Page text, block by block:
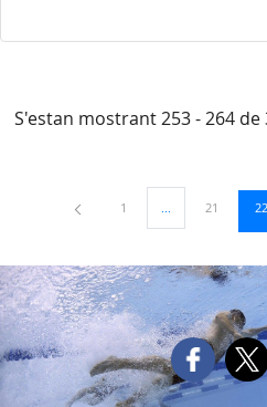
S'estan mostrant 253 - 264
Pàgina
1 ...PàginesPàgina
21 22